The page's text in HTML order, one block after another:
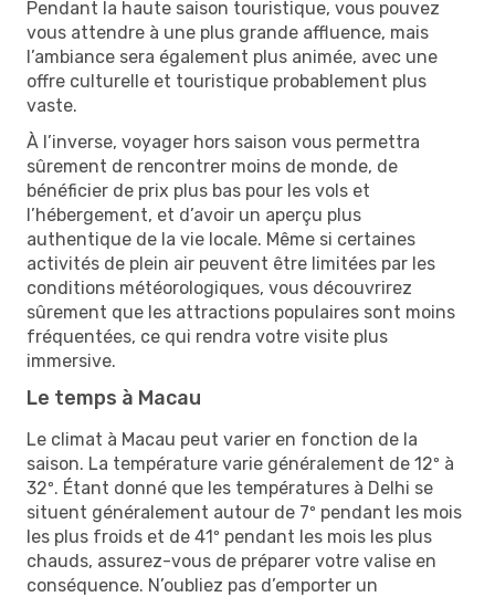
Pendant la haute saison touristique, vous pouvez
vous attendre à une plus grande affluence, mais
l’ambiance sera également plus animée, avec une
offre culturelle et touristique probablement plus
vaste.
À l’inverse, voyager hors saison vous permettra
sûrement de rencontrer moins de monde, de
bénéficier de prix plus bas pour les vols et
l’hébergement, et d’avoir un aperçu plus
authentique de la vie locale. Même si certaines
activités de plein air peuvent être limitées par les
conditions météorologiques, vous découvrirez
sûrement que les attractions populaires sont moins
fréquentées, ce qui rendra votre visite plus
immersive.
Le temps à Macau
Le climat à Macau peut varier en fonction de la
saison. La température varie généralement de 12º à
32º. Étant donné que les températures à Delhi se
situent généralement autour de 7º pendant les mois
les plus froids et de 41º pendant les mois les plus
chauds, assurez-vous de préparer votre valise en
conséquence. N’oubliez pas d’emporter un